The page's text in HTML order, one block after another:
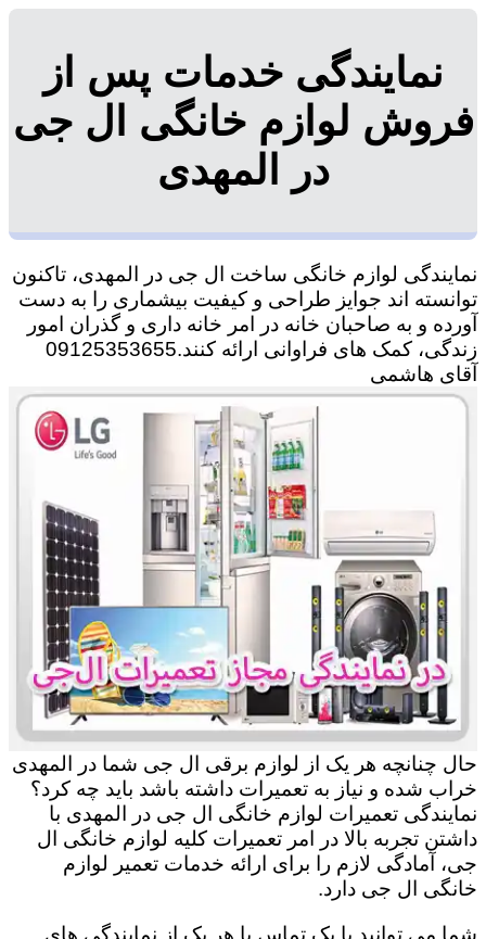
نمایندگی خدمات پس از
فروش لوازم خانگی ال جی
در المهدی
نمایندگی لوازم خانگی ساخت ال جی در المهدی، تاکنون
توانسته اند جوایز طراحی و کیفیت بیشماری را به دست
آورده و به صاحبان خانه در امر خانه داری و گذران امور
زندگی، کمک های فراوانی ارائه کنند.09125353655
آقای هاشمی
حال چنانچه هر یک از لوازم برقی ال جی شما در المهدی
خراب شده و نیاز به تعمیرات داشته باشد باید چه کرد؟
نمایندگی تعمیرات لوازم خانگی ال جی در المهدی با
داشتن تجربه بالا در امر تعمیرات کلیه لوازم خانگی ال
جی، آمادگی لازم را برای ارائه خدمات تعمیر لوازم
خانگی ال جی دارد.
شما می توانید با یک تماس با هر یک از نمایندگی های